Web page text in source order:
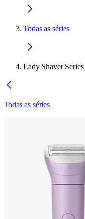
Todas as séries
Lady Shaver
Todas as séries